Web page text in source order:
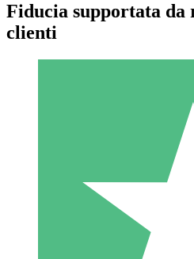
Pacchetti di
Paga a consumo con crediti di
1
Fiducia supportata da
clienti